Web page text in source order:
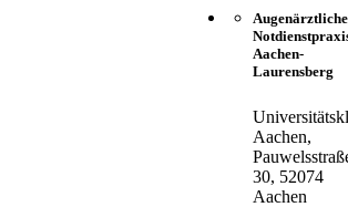
Augenärztliche
Aachen-
Laurensberg
Aachen,
30, 52074
Aachen